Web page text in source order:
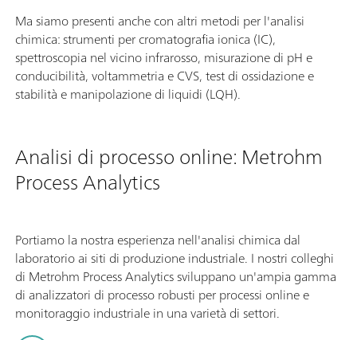
Ma siamo presenti anche con altri metodi per l'analisi
chimica: strumenti per cromatografia ionica (IC),
spettroscopia nel vicino infrarosso, misurazione di pH e
conducibilità, voltammetria e CVS, test di ossidazione e
stabilità e manipolazione di liquidi (LQH).
Analisi di processo online: Metrohm
Process Analytics
Portiamo la nostra esperienza nell'analisi chimica dal
laboratorio ai siti di produzione industriale. I nostri colleghi
di Metrohm Process Analytics sviluppano un'ampia gamma
di analizzatori di processo robusti per processi online e
monitoraggio industriale in una varietà di settori.